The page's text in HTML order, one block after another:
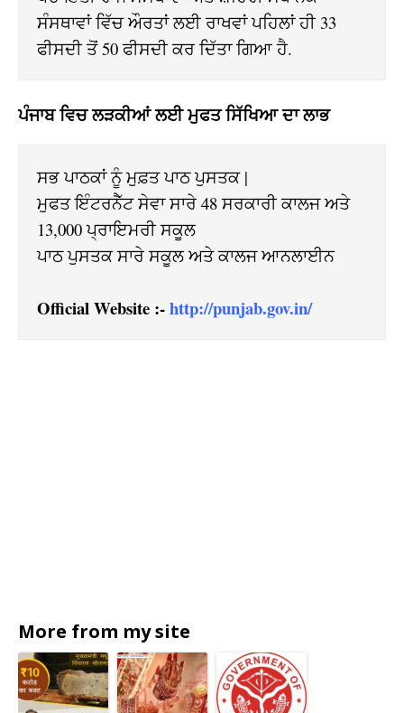
ਸੰਸਥਾਵਾਂ ਵਿੱਚ ਔਰਤਾਂ ਲਈ ਰਾਖਵਾਂ ਪਹਿਲਾਂ ਹੀ 33
ਫੀਸਦੀ ਤੋਂ 50 ਫੀਸਦੀ ਕਰ ਦਿੱਤਾ ਗਿਆ ਹੈ.
ਪੰਜਾਬ ਵਿਚ ਲੜਕੀਆਂ ਲਈ ਮੁਫਤ ਸਿੱਖਿਆ ਦਾ ਲਾਭ
ਸਭ ਪਾਠਕਾਂ ਨੂੰ ਮੁਫ਼ਤ ਪਾਠ ਪੁਸਤਕ |
ਮੁਫਤ ਇੰਟਰਨੈੱਟ ਸੇਵਾ ਸਾਰੇ 48 ਸਰਕਾਰੀ ਕਾਲਜ ਅਤੇ
13,000 ਪ੍ਰਾਇਮਰੀ ਸਕੂਲ
ਪਾਠ ਪੁਸਤਕ ਸਾਰੇ ਸਕੂਲ ਅਤੇ ਕਾਲਜ ਆਨਲਾਈਨ
Official Website :- http://punjab.gov.in/
More from my site